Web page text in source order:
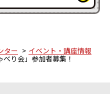
ター
イベント・講座情報
り会」参加者募集！